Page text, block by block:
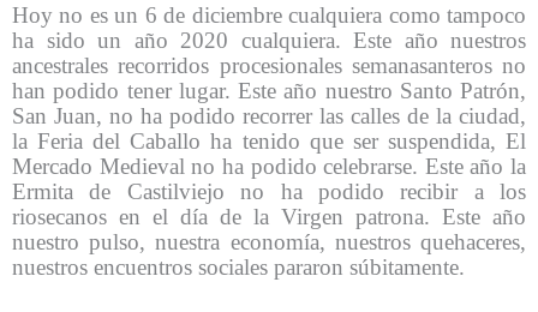
Hoy no es un 6 de diciembre cualquiera como tampoco
ha sido un año 2020 cualquiera. Este año nuestros
ancestrales recorridos procesionales semanasanteros no
han podido tener lugar. Este año nuestro Santo Patrón,
San Juan, no ha podido recorrer las calles de la ciudad,
la Feria del Caballo ha tenido que ser suspendida, El
Mercado Medieval no ha podido celebrarse. Este año la
Ermita de Castilviejo no ha podido recibir a los
riosecanos en el día de la Virgen patrona. Este año
nuestro pulso, nuestra economía, nuestros quehaceres,
nuestros encuentros sociales pararon súbitamente.